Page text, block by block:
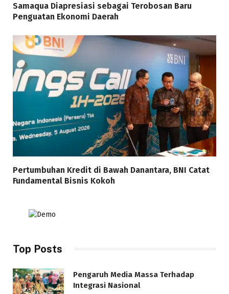
Samaqua Diapresiasi sebagai Terobosan Baru
Penguatan Ekonomi Daerah
Pertumbuhan Kredit di Bawah Danantara, BNI Catat
Fundamental Bisnis Kokoh
Top Posts
Pengaruh Media Massa Terhadap
Integrasi Nasional